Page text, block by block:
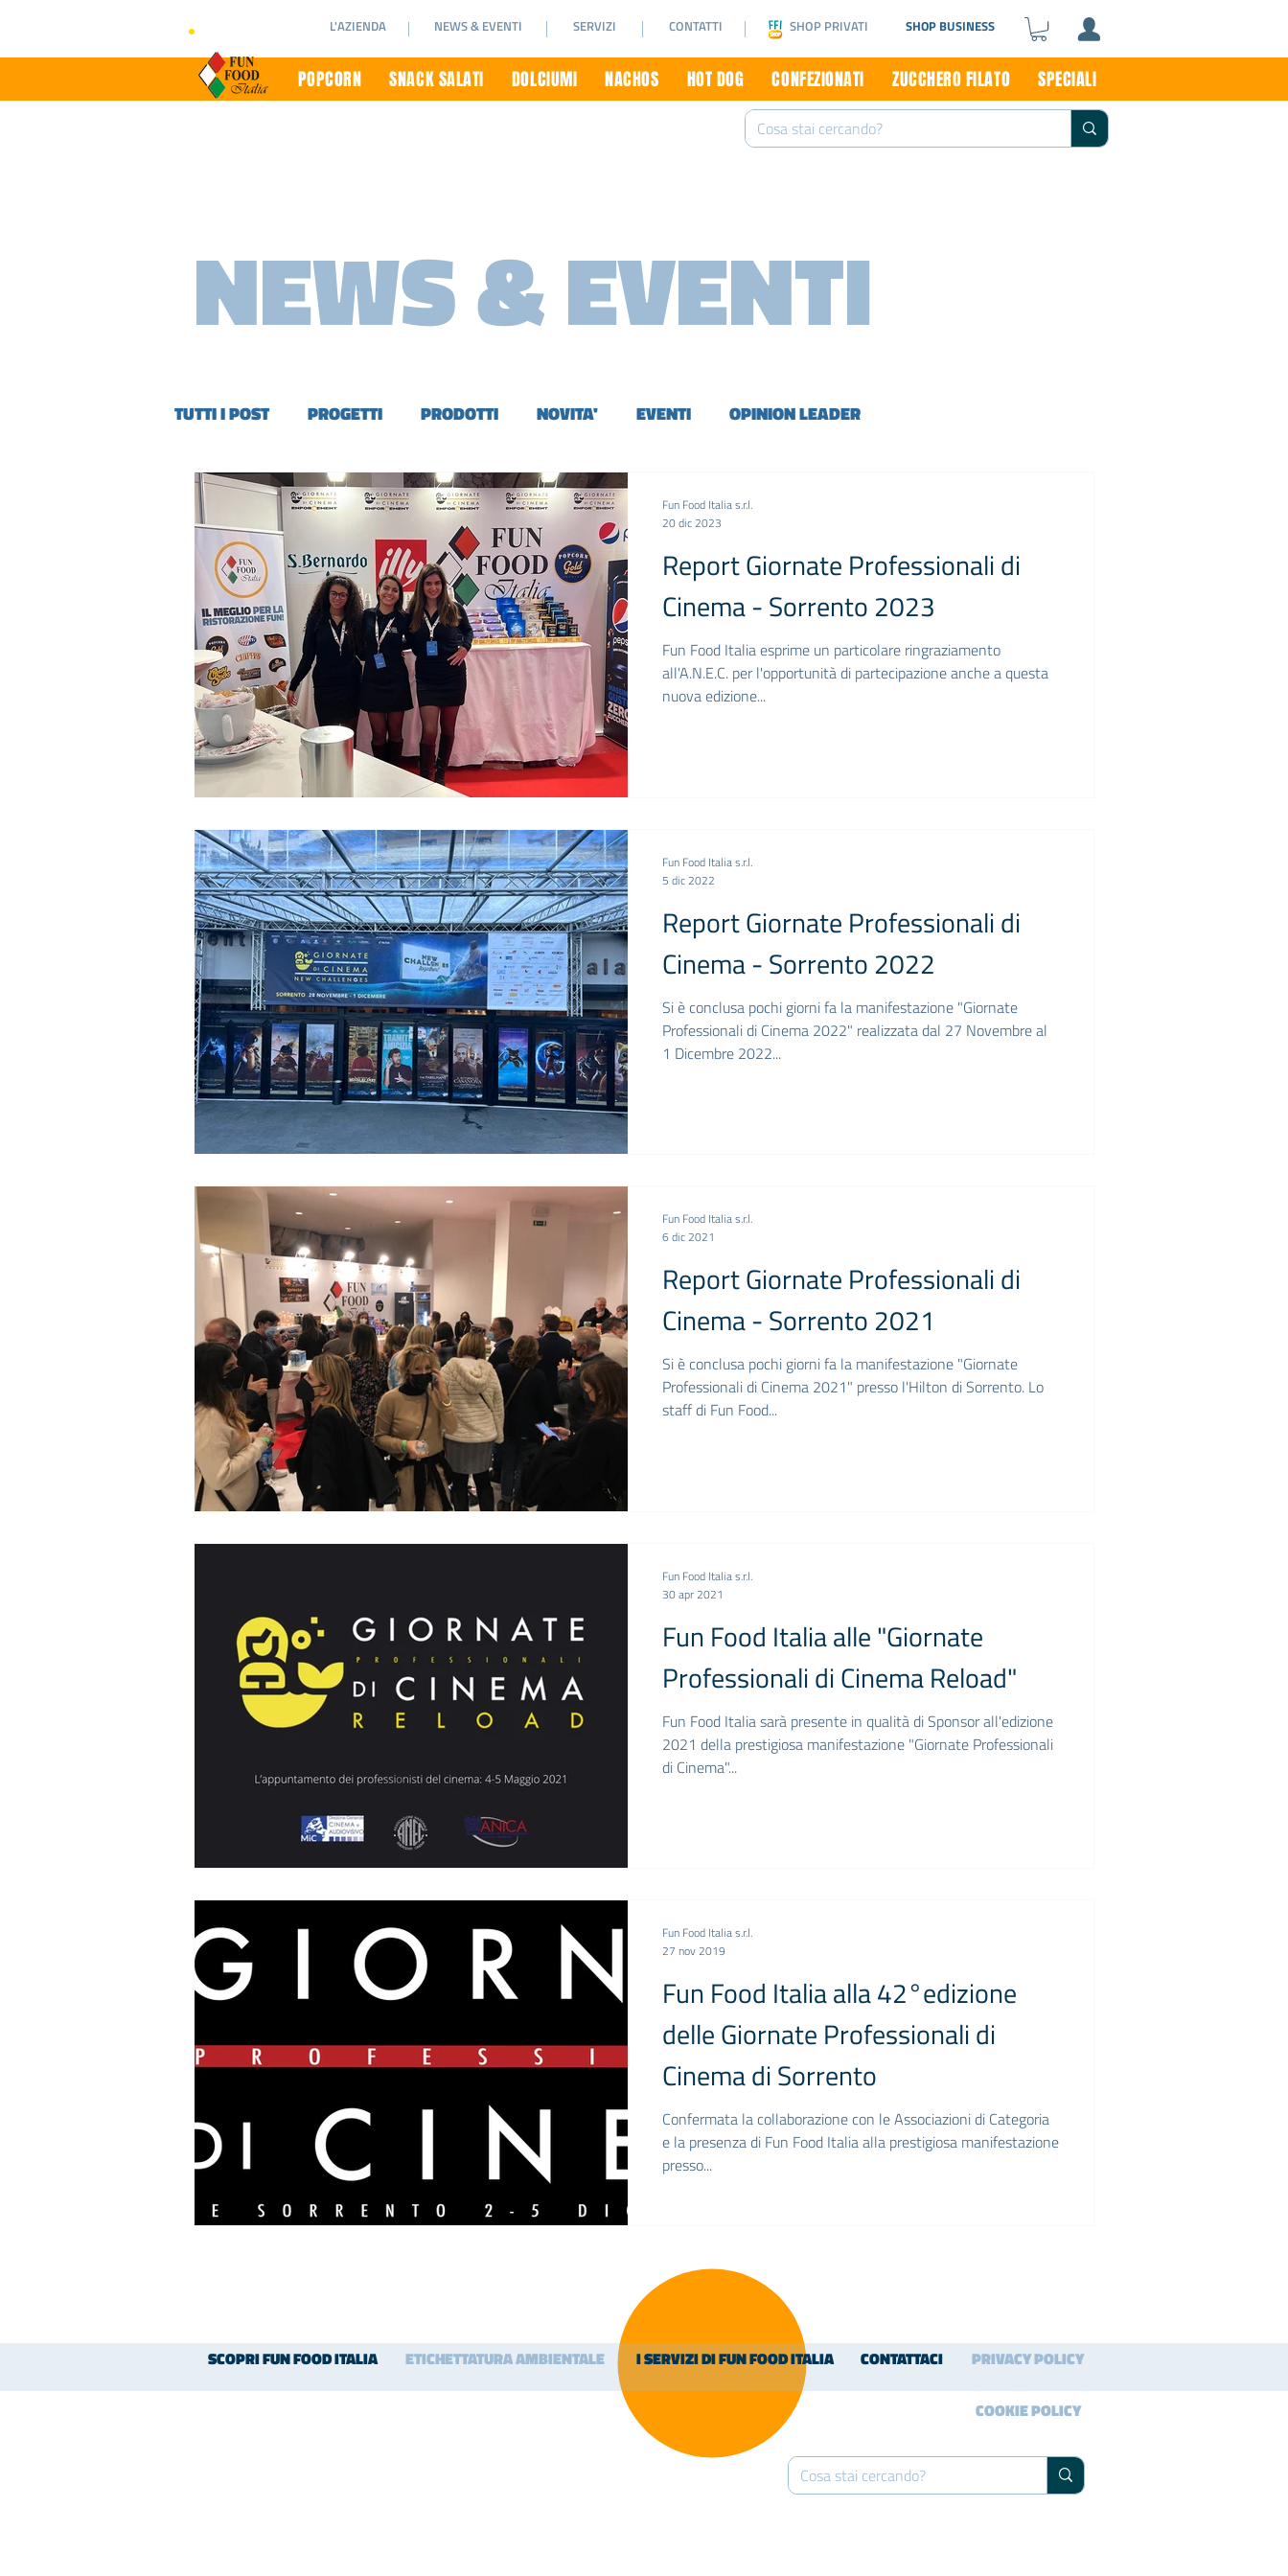
POPCORN SNACK SALATI DOLCIUMI NACHOS HOT DOG CONFEZIONATI ZUCCHERO FILATO SPECIALI
L'AZIENDA NEWS & EVENTI SERVIZI CONTATTI SHOP PRIVATI SHOP BUSINESS
NEWS & EVENTI
TUTTI I POST PROGETTI PRODOTTI NOVITA' EVENTI OPINION LEADER
Report Giornate Professionali di
Cinema - Sorrento 2023
Fun Food Italia esprime un particolare ringraziamento
all'A.N.E.C. per l'opportunità di partecipazione anche a questa
nuova edizione...
Fun Food Italia s.r.l.
20 dic 2023
Report Giornate Professionali di
Cinema - Sorrento 2022
Si è conclusa pochi giorni fa la manifestazione "Giornate
Professionali di Cinema 2022" realizzata dal 27 Novembre al
1 Dicembre 2022...
Fun Food Italia s.r.l.
5 dic 2022
Report Giornate Professionali di
Cinema - Sorrento 2021
Si è conclusa pochi giorni fa la manifestazione "Giornate
Professionali di Cinema 2021" presso l'Hilton di Sorrento. Lo
staff di Fun Food...
Fun Food Italia s.r.l.
6 dic 2021
Fun Food Italia alle "Giornate
Professionali di Cinema Reload"
Fun Food Italia sarà presente in qualità di Sponsor all'edizione
2021 della prestigiosa manifestazione "Giornate Professionali
di Cinema"...
Fun Food Italia s.r.l.
30 apr 2021
Fun Food Italia alla 42°edizione
delle Giornate Professionali di
Cinema di Sorrento
Confermata la collaborazione con le Associazioni di Categoria
e la presenza di Fun Food Italia alla prestigiosa manifestazione
presso...
Fun Food Italia s.r.l.
27 nov 2019
SCOPRI FUN FOOD ITALIA ETICHETTATURA AMBIENTALE I SERVIZI DI FUN FOOD ITALIA CONTATTACI PRIVACY POLICY
COOKIE POLICY